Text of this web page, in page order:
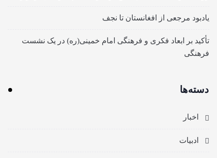
یادبود مرجعی از افغانستان تا نجف
تأکید بر ابعاد فکری و فرهنگی امام خمینی(ره) در یک نشست
فرهنگی
دسته‌ها
اخبار
ادبیات